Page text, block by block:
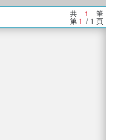
共 1 筆
第 1 / 1 頁